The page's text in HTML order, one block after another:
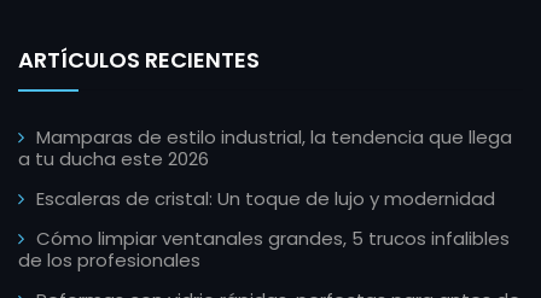
ARTÍCULOS RECIENTES
Mamparas de estilo industrial, la tendencia que llega
a tu ducha este 2026
Escaleras de cristal: Un toque de lujo y modernidad
Cómo limpiar ventanales grandes, 5 trucos infalibles
de los profesionales